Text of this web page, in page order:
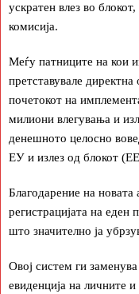
ускратен влез во
комисија.
Меѓу патниците на кои
претставувале
почетокот на
милиони влегувања и
денешното целосно
ЕУ и излез од блокот
Благодарение на новата
регистрацијата на еден
што значително ја
Овој систем ги
евиденција на личните